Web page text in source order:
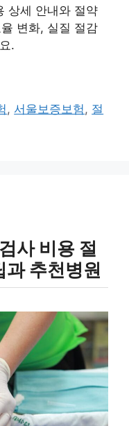
상세 안내와 절약
변화, 실질 절감
.
, 서울보증보험, 절
사 비용 절
과 추천병원